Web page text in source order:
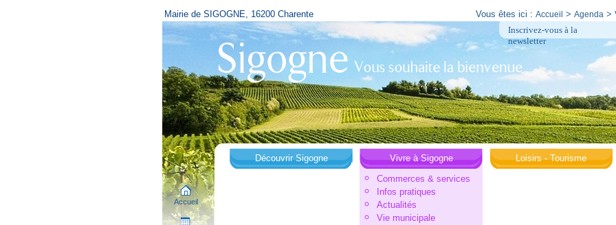
Mairie de SIGOGNE, 16200 Charente Vous êtes ici : Accueil > Agenda >
Inscrivez-vous à la
newsletter
Accueil
Découvrir Sigogne
Vivre à Sigogne
Commerces & services
Infos pratiques
Actualités
Vie municipale
Loisirs - Tourisme